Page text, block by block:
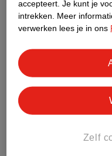
Kruidvat.nl
Laat je bestelling
Kruidvat is een
accepteert. Je kunt je
intrekken.
Meer
verwerken lees je in ons
Zelf